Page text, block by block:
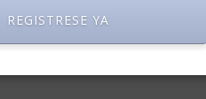
REGISTRESE YA